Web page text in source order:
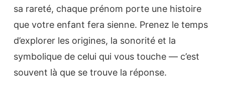
sa rareté, chaque prénom porte une histoire
que votre enfant fera sienne. Prenez le temps
d’explorer les origines, la sonorité et la
symbolique de celui qui vous touche — c’est
souvent là que se trouve la réponse.